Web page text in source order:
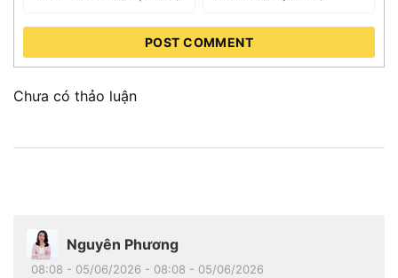
POST COMMENT
Chưa có thảo luận
Nguyên Phương
08:08 - 05/06/2026 - 08:08 - 05/06/2026